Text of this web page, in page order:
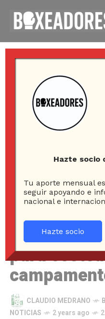
NOTICIAS
EUROPA Y PIDE AYUDA
Julio
una nueva
en Europa
para
CLAUDIO MEDRANO
NOTICIAS
2 years ago
Hazte socio
Tu aporte mensual
seguir apoyando e
nacional e
Hazte socio